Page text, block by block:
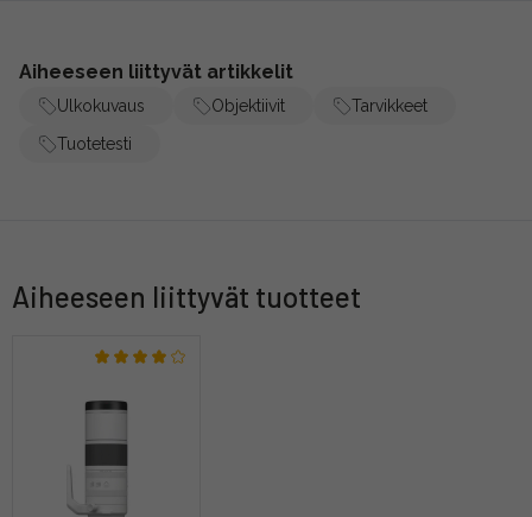
Aiheeseen liittyvät artikkelit
Ulkokuvaus Objektiivit
Tarvikkeet
Tuotetesti
Aiheeseen liittyvät tuotteet